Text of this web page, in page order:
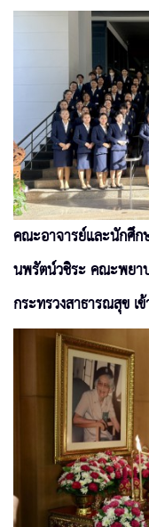
คณะอาจารย์และนักศึ
นพรัตน์วชิระ คณะพยา
กระทรวงสาธารณสุข เ